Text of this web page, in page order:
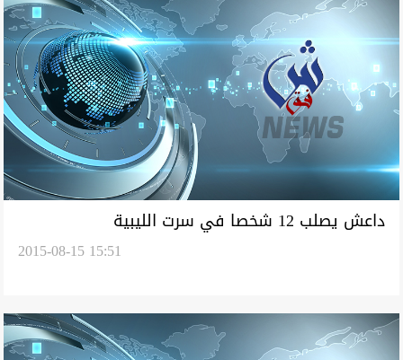
داعش يصلب 12 شخصا في سرت الليبية
2015-08-15 15:51